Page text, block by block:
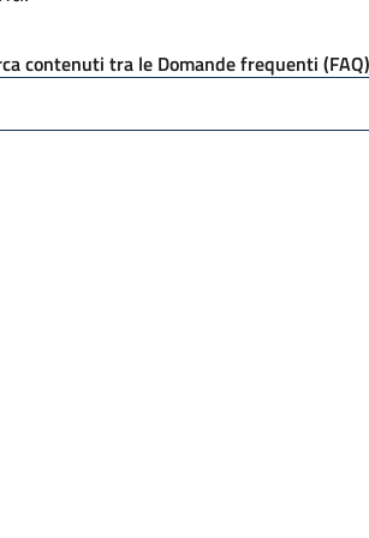
contenuti tra le Domande frequenti (FAQ)